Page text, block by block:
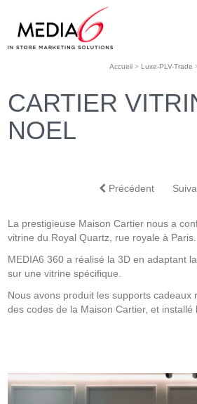
Accueil> Luxe-PLV-Trade
CARTIER
NOEL
Précédent
La prestigieuse Maison Cartier nous a
vitrine du Royal Quartz, rue royale à Paris.
MEDIA6 360 a réalisé la 3D en adaptant
sur une vitrine spécifique.
Nous avons produit les supports cadeaux
des codes de la Maison Cartier, et installé